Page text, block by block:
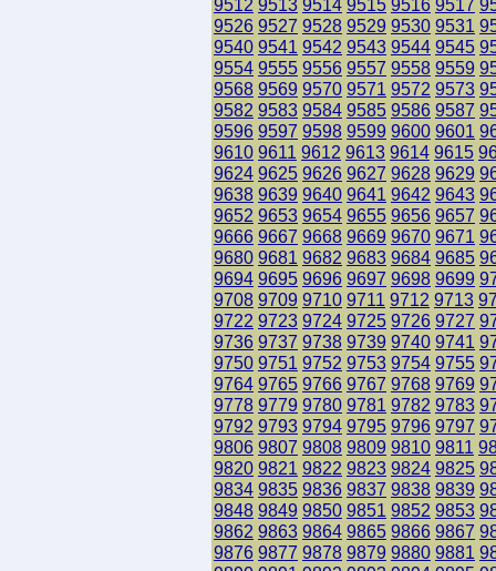
9512 9513 9514 9515 9516 9517
9526 9527 9528 9529 9530 9531
9540 9541 9542 9543 9544 9545
9554 9555 9556 9557 9558 9559
9568 9569 9570 9571 9572 9573
9582 9583 9584 9585 9586 9587
9596 9597 9598 9599 9600 9601
9610 9611 9612 9613 9614 9615
9624 9625 9626 9627 9628 9629
9638 9639 9640 9641 9642 9643
9652 9653 9654 9655 9656 9657
9666 9667 9668 9669 9670 9671
9680 9681 9682 9683 9684 9685
9694 9695 9696 9697 9698 9699
9708 9709 9710 9711 9712 9713
9722 9723 9724 9725 9726 9727
9736 9737 9738 9739 9740 9741
9750 9751 9752 9753 9754 9755
9764 9765 9766 9767 9768 9769
9778 9779 9780 9781 9782 9783
9792 9793 9794 9795 9796 9797
9806 9807 9808 9809 9810 9811
9820 9821 9822 9823 9824 9825
9834 9835 9836 9837 9838 9839
9848 9849 9850 9851 9852 9853
9862 9863 9864 9865 9866 9867
9876 9877 9878 9879 9880 9881